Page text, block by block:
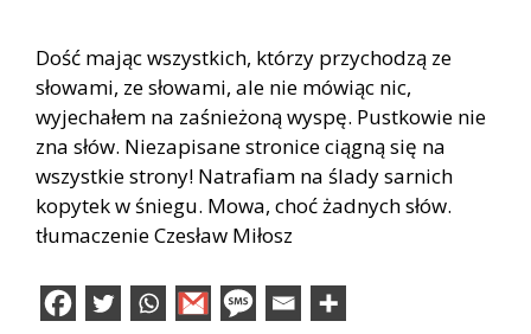
Dość mając wszystkich, którzy przychodzą ze
słowami, ze słowami, ale nie mówiąc nic,
wyjechałem na zaśnieżoną wyspę. Pustkowie nie
zna słów. Niezapisane stronice ciągną się na
wszystkie strony! Natrafiam na ślady sarnich
kopytek w śniegu. Mowa, choć żadnych słów.
tłumaczenie Czesław Miłosz